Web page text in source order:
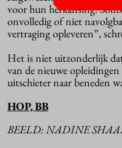
voor hun herkansing.
onvolledig of niet
vertraging opleveren”,
Het is niet uitzonderlijk
van de nieuwe
uitschieter naar beneden
HOP, BB
BEELD: NADINE